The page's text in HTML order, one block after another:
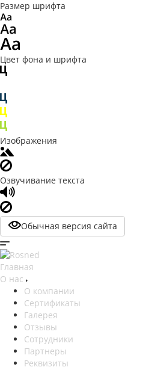
Размер шрифта
Цвет фона и шрифта
Изображения
Озвучивание текста
Обычная версия сайта
Главная
О нас
О компании
Сертификаты
Галерея
Отзывы
Сотрудники
Партнеры
Реквизиты